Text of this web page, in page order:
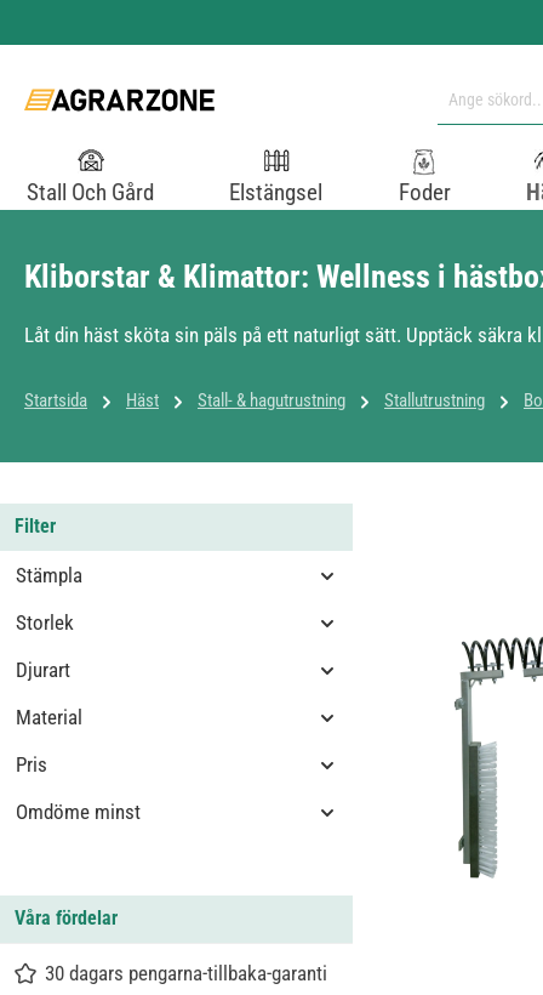
Stall Och Gård Elstängsel Foder
Kliborstar & Klimattor: Wellness i
Låt din häst sköta sin päls på ett naturligt sätt. Upptäck säkra
Startsida Häst Stall- & hagutrustning Stallutrustning
Filter
Stämpla
Storlek
Djurart
Material
Pris
Omdöme minst
Våra fördelar
30 dagars pengarna-tillbaka-garanti